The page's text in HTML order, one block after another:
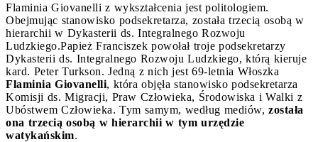
Flaminia Giovanelli z wykształcenia jest politologiem.
Obejmując stanowisko podsekretarza, została trzecią osobą w
hierarchii w Dykasterii ds. Integralnego Rozwoju
Ludzkiego.Papież Franciszek powołał troje podsekretarzy
Dykasterii ds. Integralnego Rozwoju Ludzkiego, którą kieruje
kard. Peter Turkson. Jedną z nich jest 69-letnia Włoszka
Flaminia Giovanelli, która objęła stanowisko podsekretarza
Komisji ds. Migracji, Praw Człowieka, Środowiska i Walki z
Ubóstwem Człowieka. Tym samym, według mediów, została
ona trzecią osobą w hierarchii w tym urzędzie
watykańskim.